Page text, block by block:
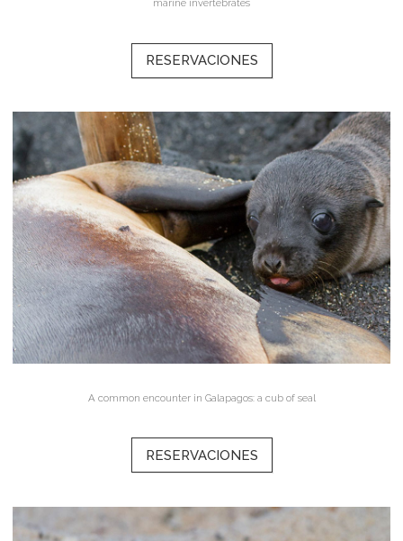
marine invertebrates
RESERVACIONES
A common encounter in Galapagos: a cub of seal
RESERVACIONES